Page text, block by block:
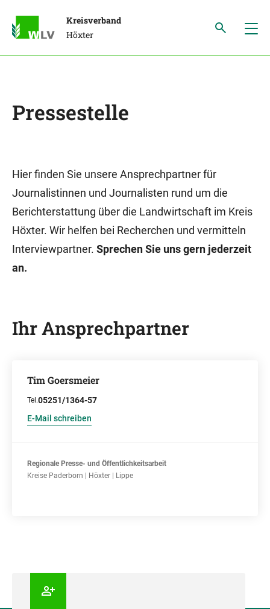
Kreisverband
Höxter
Pressestelle
Hier finden Sie unsere Ansprechpartner für
Journalistinnen und Journalisten rund um die
Berichterstattung über die Landwirtschaft im Kreis
Höxter. Wir helfen bei Recherchen und vermitteln
Interviewpartner. Sprechen Sie uns gern jederzeit
an.
Ihr Ansprechpartner
Tim Goersmeier
Tel.05251/1364-57
E-Mail schreiben
Regionale Presse- und Öffentlichkeitsarbeit
Kreise Paderborn | Höxter | Lippe